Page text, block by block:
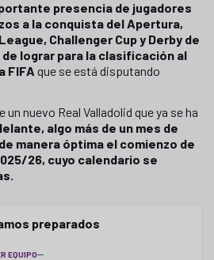
presencia de jugadores
a la conquista del Apertura,
Challenger Cup y Derby de
lograr para la clasificación al
FIFA que se está disputando
un nuevo Real Valladolid que ya se ha
algo más de un mes de
manera óptima el comienzo de
26, cuyo calendario se
preparados
EQUIPO